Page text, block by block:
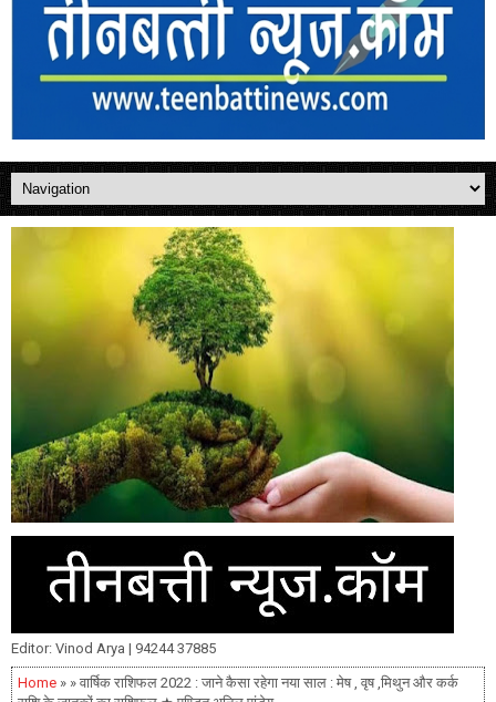
Editor: Vinod Arya | 94244 37885
Home » » वार्षिक राशिफल 2022 : जाने कैसा रहेगा नया साल : मेष , वृष ,मिथुन और कर्क